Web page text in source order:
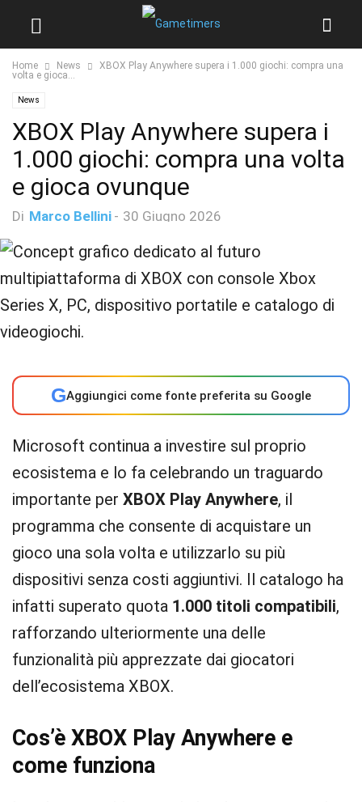
Home News
XBOX Play Anywhere supera i 1.000 giochi: compra una
volta e gioca...
News
XBOX Play Anywhere supera i
1.000 giochi: compra una volta
e gioca ovunque
Di Marco Bellini - 30 Giugno 2026
GAggiungici come fonte preferita su Google
Microsoft continua a investire sul proprio
ecosistema e lo fa celebrando un traguardo
importante per XBOX Play Anywhere, il
programma che consente di acquistare un
gioco una sola volta e utilizzarlo su più
dispositivi senza costi aggiuntivi. Il catalogo ha
infatti superato quota 1.000 titoli compatibili,
rafforzando ulteriormente una delle
funzionalità più apprezzate dai giocatori
dell’ecosistema XBOX.
Cos’è XBOX Play Anywhere e
come funziona